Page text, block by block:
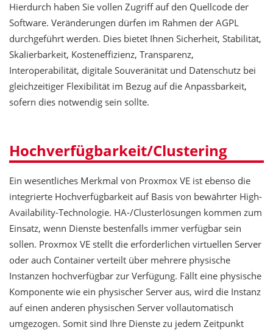
Hierdurch haben Sie vollen Zugriff auf den Quellcode der
Software. Veränderungen dürfen im Rahmen der AGPL
durchgeführt werden. Dies bietet Ihnen Sicherheit, Stabilität,
Skalierbarkeit, Kosteneffizienz, Transparenz,
Interoperabilität, digitale Souveränität und Datenschutz bei
gleichzeitiger Flexibilität im Bezug auf die Anpassbarkeit,
sofern dies notwendig sein sollte.
Hoch­verfügbarkeit/Clustering
Ein wesentliches Merkmal von Proxmox VE ist ebenso die
integrierte Hochverfügbarkeit auf Basis von bewährter High-
Availability-Technologie. HA-/Clusterlösungen kommen zum
Einsatz, wenn Dienste bestenfalls immer verfügbar sein
sollen. Proxmox VE stellt die erforderlichen virtuellen Server
oder auch Container verteilt über mehrere physische
Instanzen hochverfügbar zur Verfügung. Fällt eine physische
Komponente wie ein physischer Server aus, wird die Instanz
auf einen anderen physischen Server vollautomatisch
umgezogen. Somit sind Ihre Dienste zu jedem Zeitpunkt